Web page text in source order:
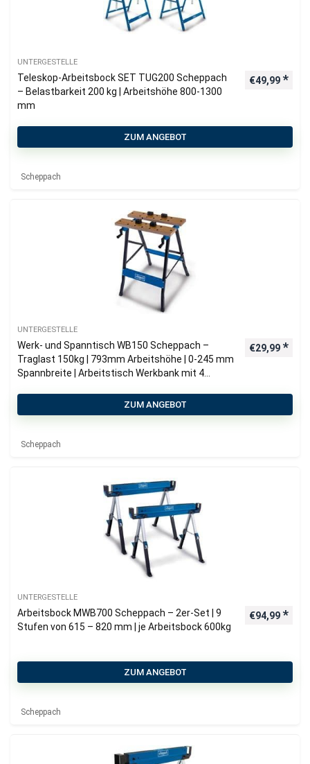
UNTERGESTELLE
Teleskop-Arbeitsbock SET TUG200 Scheppach
– Belastbarkeit 200 kg | Arbeitshöhe 800-1300
mm
€49,99
ZUM ANGEBOT
Scheppach
UNTERGESTELLE
Werk- und Spanntisch WB150 Scheppach –
Traglast 150kg | 793mm Arbeitshöhe | 0-245 mm
Spannbreite | Arbeitstisch Werkbank mit 4
€29,99
ZUM ANGEBOT
Scheppach
UNTERGESTELLE
Arbeitsbock MWB700 Scheppach – 2er-Set | 9
Stufen von 615 – 820 mm | je Arbeitsbock 600kg
€94,99
ZUM ANGEBOT
Scheppach